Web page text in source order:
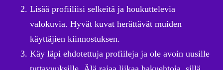
Lisää profiiliisi selkeitä ja houkuttelevia
valokuvia. Hyvät kuvat herättävät muiden
käyttäjien kiinnostuksen.
Käy läpi ehdotettuja profiileja ja ole avoin uusille